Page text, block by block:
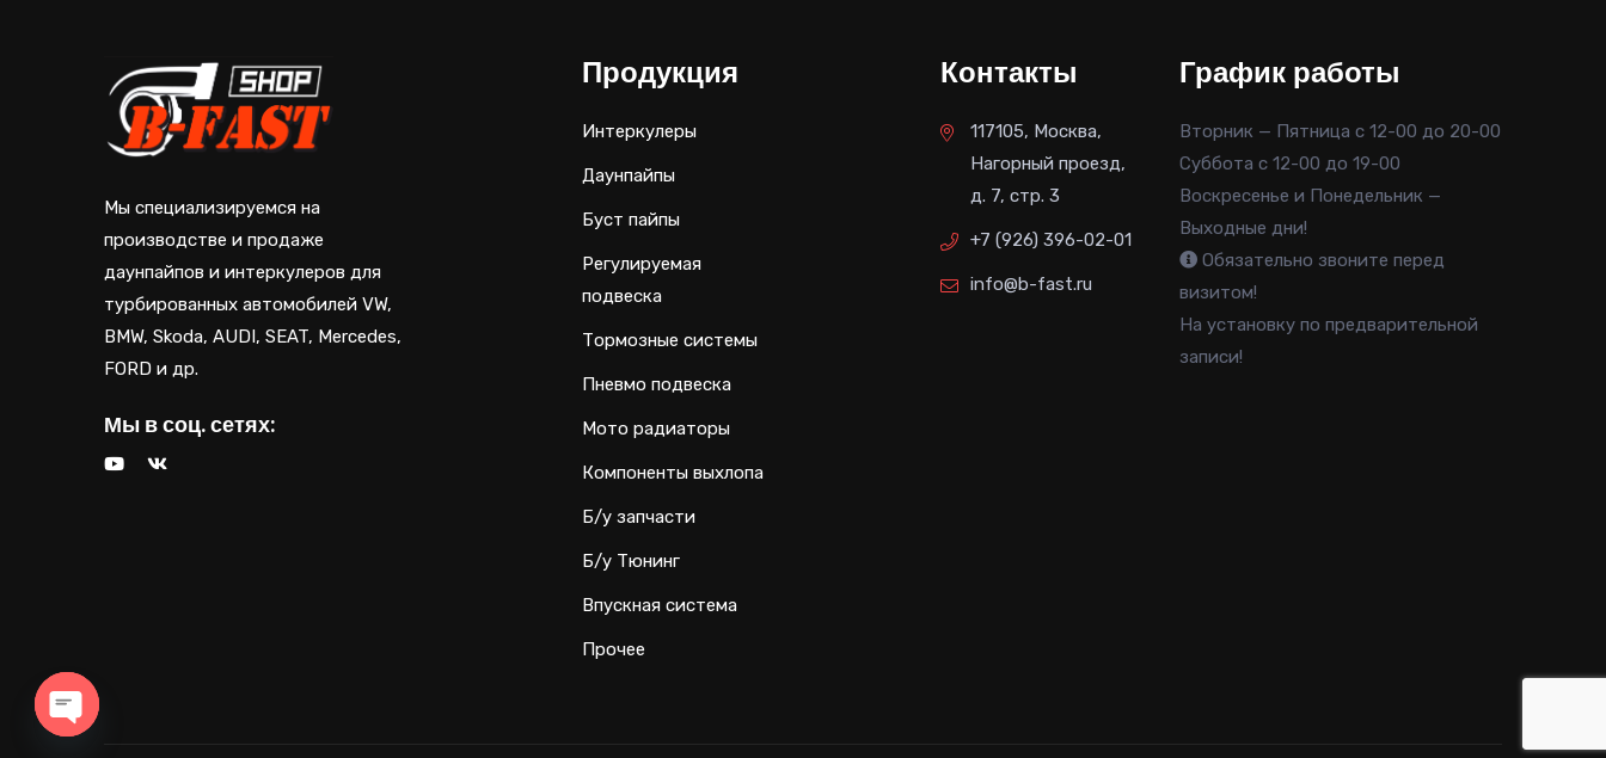
Мы специализируемся на
производстве и продаже
даунпайпов и интеркулеров для
турбированных автомобилей VW,
BMW, Skoda, AUDI, SEAT, Mercedes,
FORD и др.
Мы в соц. сетях:
Продукция
Интеркулеры
Даунпайпы
Буст пайпы
Регулируемая
подвеска
Тормозные системы
Пневмо подвеска
Мото радиаторы
Компоненты выхлопа
Б/у запчасти
Б/у Тюнинг
Впускная система
Прочее
Контакты
117105, Москва,
Нагорный проезд,
д. 7, стр. 3
+7 (926) 396-02-01
info@b-fast.ru
График работы
Вторник — Пятница с 12-00 до 20-00
Суббота с 12-00 до 19-00
Воскресенье и Понедельник —
Выходные дни!
Обязательно звоните перед
визитом!
На установку по предварительной
записи!